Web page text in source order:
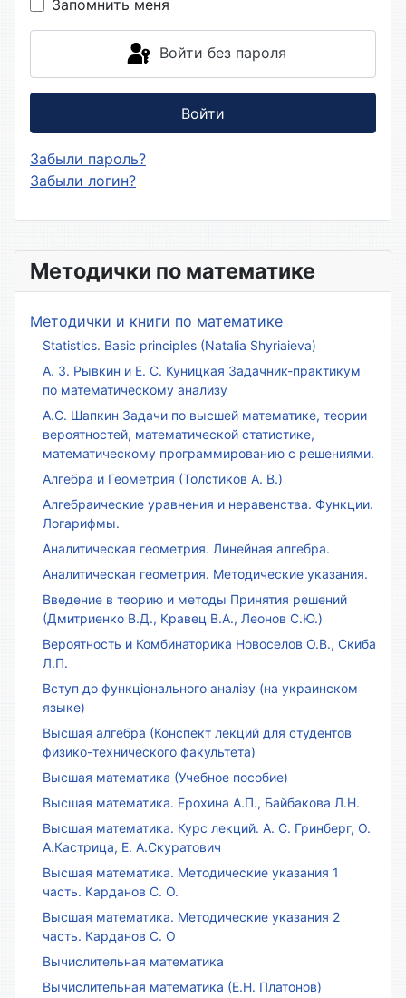
Методички по математике
Методички и книги по математике
Statistics. Basic principles (Natalia Shyriaieva)
А. З. Рывкин и Е. С. Куницкая Задачник-практикум
по математическому анализу
А.С. Шапкин Задачи по высшей математике, теории
вероятностей, математической статистике,
математическому программированию с решениями.
Алгебра и Геометрия (Толстиков А. В.)
Алгебраические уравнения и неравенства. Функции.
Логарифмы.
Аналитическая геометрия. Линейная алгебра.
Аналитическая геометрия. Методические указания.
Введение в теорию и методы Принятия решений
(Дмитриенко В.Д., Кравец В.А., Леонов С.Ю.)
Вероятность и Комбинаторика Новоселов О.В., Скиба
Л.П.
Вступ до функціонального аналізу (на украинском
языке)
Высшая алгебра (Конспект лекций для студентов
физико-технического факультета)
Высшая математика (Учебное пособие)
Высшая математика. Ерохина А.П., Байбакова Л.Н.
Высшая математика. Курс лекций. А. С. Гринберг, О.
А.Кастрица, Е. А.Скуратович
Высшая математика. Методические указания 1
часть. Карданов С. О.
Высшая математика. Методические указания 2
часть. Карданов С. О
Вычислительная математика
Вычислительная математика (Е.Н. Платонов)
Запомнить меня
Войти без пароля
Войти
Забыли пароль?
Забыли логин?